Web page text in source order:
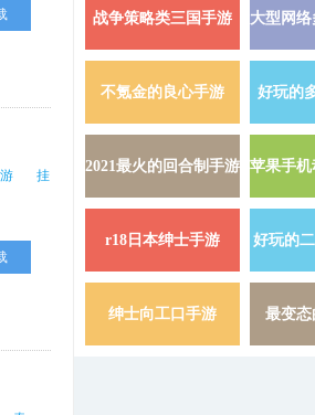
挂
战争策略类三国手游 大型网
不氪金的良心手游 好玩的
2021最火的回合制手游 苹果手
r18日本绅士手游 好玩的
绅士向工口手游 最变